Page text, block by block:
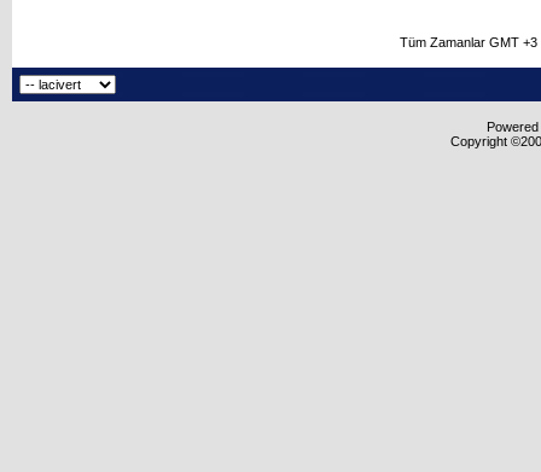
Tüm Zamanlar GMT
Copyright